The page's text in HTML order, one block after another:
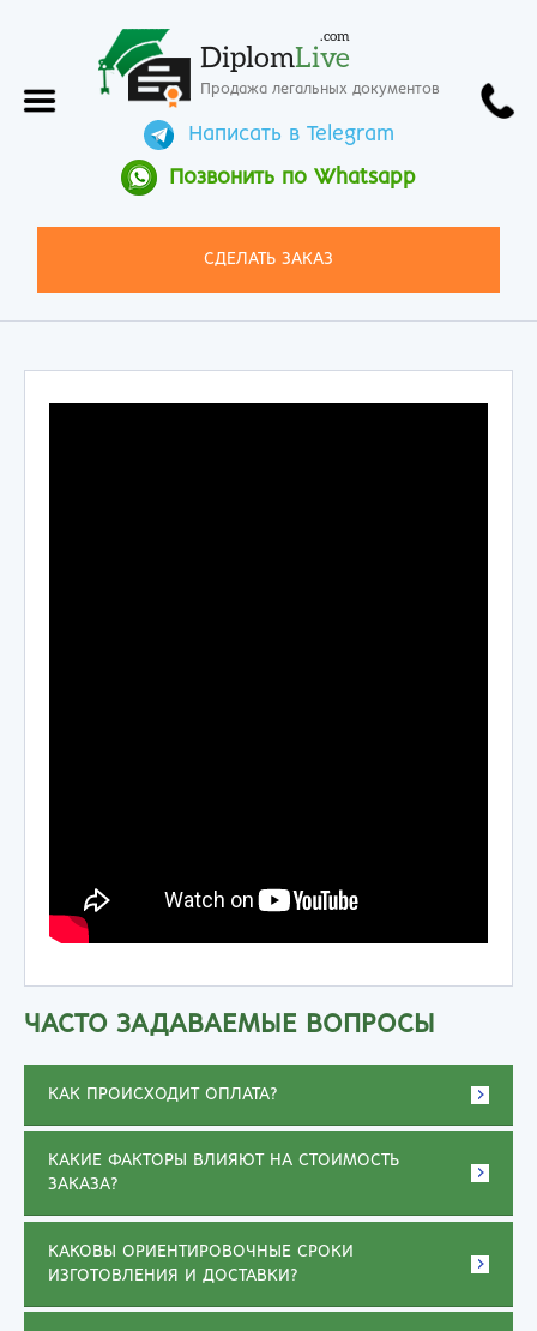
DiplomLive
.com
Продажа легальных документов
Написать в Telegram
Позвонить по Whatsapp
СДЕЛАТЬ ЗАКАЗ
ЧАСТО ЗАДАВАЕМЫЕ ВОПРОСЫ
КАК ПРОИСХОДИТ ОПЛАТА?
КАКИЕ ФАКТОРЫ ВЛИЯЮТ НА СТОИМОСТЬ
ЗАКАЗА?
КАКОВЫ ОРИЕНТИРОВОЧНЫЕ СРОКИ
ИЗГОТОВЛЕНИЯ И ДОСТАВКИ?